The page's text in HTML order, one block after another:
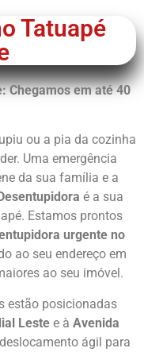
Tatuapé
Chegamos em até 40
ou a pia da cozinha
Uma emergência
da sua família e a
é a sua
Estamos prontos
urgente no
ao seu endereço em
ao seu imóvel.
estão posicionadas
Leste e à Avenida
ágil para